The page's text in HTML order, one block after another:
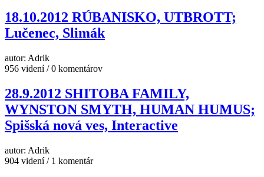
18.10.2012 RÚBANISKO, UTBROTT;
Lučenec, Slimák
autor: Adrik
956 videní / 0 komentárov
28.9.2012 SHITOBA FAMILY,
WYNSTON SMYTH, HUMAN HUMUS;
Spišská nová ves, Interactive
autor: Adrik
904 videní / 1 komentár